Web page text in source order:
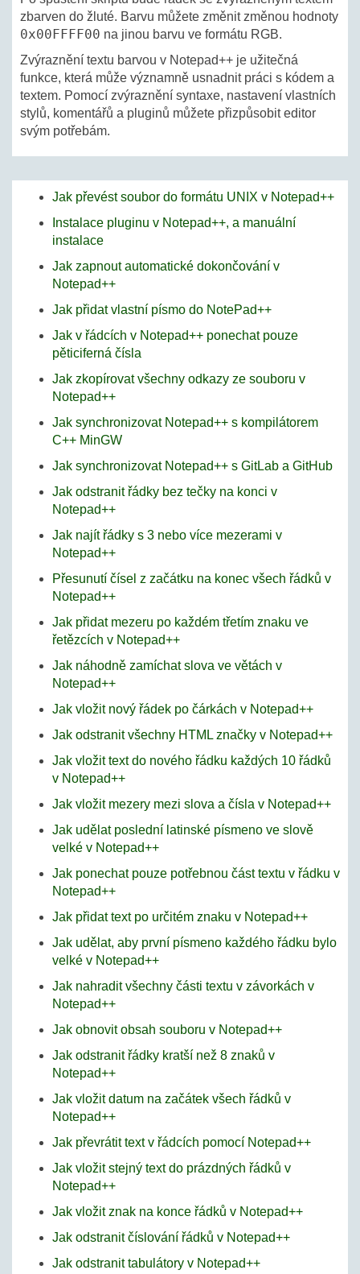
zbarven do žluté. Barvu můžete změnit změnou hodnoty
0x00FFFF00 na jinou barvu ve formátu RGB.
Zvýraznění textu barvou v Notepad++ je užitečná
funkce, která může významně usnadnit práci s kódem a
textem. Pomocí zvýraznění syntaxe, nastavení vlastních
stylů, komentářů a pluginů můžete přizpůsobit editor
svým potřebám.
Jak převést soubor do formátu UNIX v Notepad++
Instalace pluginu v Notepad++, a manuální
instalace
Jak zapnout automatické dokončování v
Notepad++
Jak přidat vlastní písmo do NotePad++
Jak v řádcích v Notepad++ ponechat pouze
pěticiferná čísla
Jak zkopírovat všechny odkazy ze souboru v
Notepad++
Jak synchronizovat Notepad++ s kompilátorem
C++ MinGW
Jak synchronizovat Notepad++ s GitLab a GitHub
Jak odstranit řádky bez tečky na konci v
Notepad++
Jak najít řádky s 3 nebo více mezerami v
Notepad++
Přesunutí čísel z začátku na konec všech řádků v
Notepad++
Jak přidat mezeru po každém třetím znaku ve
řetězcích v Notepad++
Jak náhodně zamíchat slova ve větách v
Notepad++
Jak vložit nový řádek po čárkách v Notepad++
Jak odstranit všechny HTML značky v Notepad++
Jak vložit text do nového řádku každých 10 řádků
v Notepad++
Jak vložit mezery mezi slova a čísla v Notepad++
Jak udělat poslední latinské písmeno ve slově
velké v Notepad++
Jak ponechat pouze potřebnou část textu v řádku v
Notepad++
Jak přidat text po určitém znaku v Notepad++
Jak udělat, aby první písmeno každého řádku bylo
velké v Notepad++
Jak nahradit všechny části textu v závorkách v
Notepad++
Jak obnovit obsah souboru v Notepad++
Jak odstranit řádky kratší než 8 znaků v
Notepad++
Jak vložit datum na začátek všech řádků v
Notepad++
Jak převrátit text v řádcích pomocí Notepad++
Jak vložit stejný text do prázdných řádků v
Notepad++
Jak vložit znak na konce řádků v Notepad++
Jak odstranit číslování řádků v Notepad++
Jak odstranit tabulátory v Notepad++